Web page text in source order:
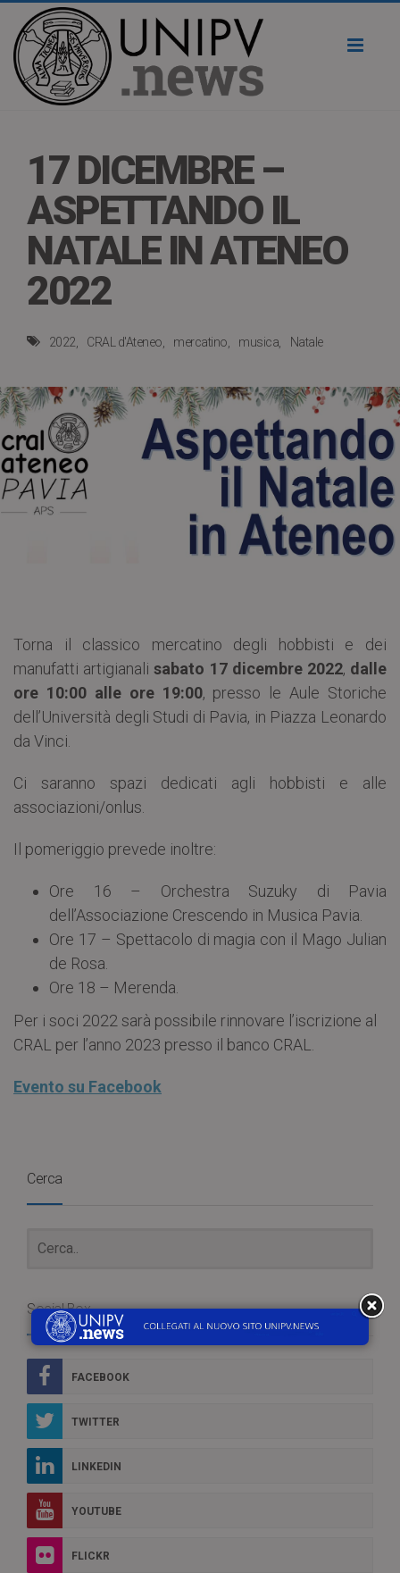
17 DICEMBRE –
ASPETTANDO IL
NATALE IN ATENEO
2022
2022 CRAL d'Ateneo mercatino musica Natale
Torna il classico mercatino degli hobbisti e dei
manufatti artigianalisabato 17 dicembre 2022, dalle
ore 10:00 alle ore 19:00, presso le Aule Storiche
dell’Università degli Studi di Pavia, in Piazza Leonardo
da Vinci.
Ci saranno spazi dedicati agli hobbisti e alle
associazioni/onlus.
Il pomeriggio prevede inoltre:
Ore 16 – Orchestra Suzuky di Pavia
dell’Associazione Crescendo in Musica Pavia.
Ore 17 – Spettacolo di magia con il Mago Julian
de Rosa.
Ore 18 – Merenda.
Per i soci 2022 sarà possibile rinnovare l’iscrizione al
CRAL per l’anno 2023 presso il banco CRAL.
Evento su Facebook
Cerca
Social Box
FACEBOOK
TWITTER
LINKEDIN
YOUTUBE
FLICKR